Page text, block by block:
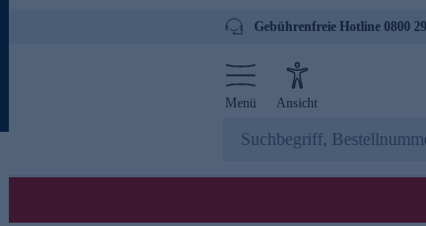
Gebührenfreie Hotline 0800
Menü Ansicht